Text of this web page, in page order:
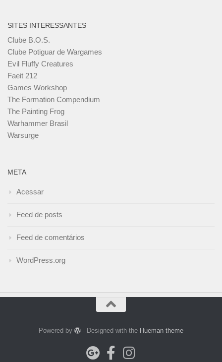
SITES INTERESSANTES
Clube B.O.S.
Clube Potiguar de Wargames
Evil Fluffy Creatures
Faeit 212
Games Workshop
The Formation Compendium
The Painting Frog
Warhammer Brasil
Warsurge
META
Acessar
Feed de posts
Feed de comentários
WordPress.org
Powered by - Designed with the Hueman theme